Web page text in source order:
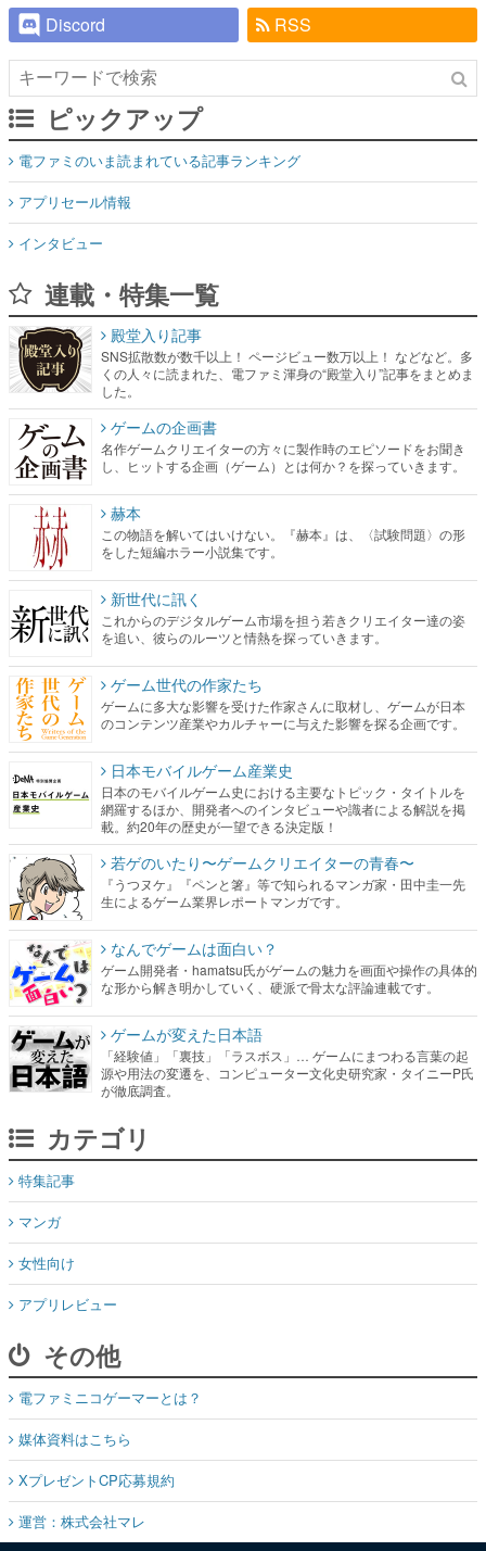
Discord
RSS
ピックアップ
電ファミのいま読まれている記事ランキング
アプリセール情報
インタビュー
連載・特集一覧
殿堂入り記事
SNS拡散数が数千以上！ ページビュー数万以上！ などなど。多
くの人々に読まれた、電ファミ渾身の“殿堂入り”記事をまとめま
した。
ゲームの企画書
名作ゲームクリエイターの方々に製作時のエピソードをお聞き
し、ヒットする企画（ゲーム）とは何か？を探っていきます。
赫本
この物語を解いてはいけない。『赫本』は、〈試験問題〉の形
をした短編ホラー小説集です。
新世代に訊く
これからのデジタルゲーム市場を担う若きクリエイター達の姿
を追い、彼らのルーツと情熱を探っていきます。
ゲーム世代の作家たち
ゲームに多大な影響を受けた作家さんに取材し、ゲームが日本
のコンテンツ産業やカルチャーに与えた影響を探る企画です。
日本モバイルゲーム産業史
日本のモバイルゲーム史における主要なトピック・タイトルを
網羅するほか、開発者へのインタビューや識者による解説を掲
載。約20年の歴史が一望できる決定版！
若ゲのいたり〜ゲームクリエイターの青春〜
『うつヌケ』『ペンと箸』等で知られるマンガ家・田中圭一先
生によるゲーム業界レポートマンガです。
なんでゲームは面白い？
ゲーム開発者・hamatsu氏がゲームの魅力を画面や操作の具体的
な形から解き明かしていく、硬派で骨太な評論連載です。
ゲームが変えた日本語
「経験値」「裏技」「ラスボス」… ゲームにまつわる言葉の起
源や用法の変遷を、コンピューター文化史研究家・タイニーP氏
が徹底調査。
カテゴリ
特集記事
マンガ
女性向け
アプリレビュー
その他
電ファミニコゲーマーとは？
媒体資料はこちら
XプレゼントCP応募規約
運営：株式会社マレ